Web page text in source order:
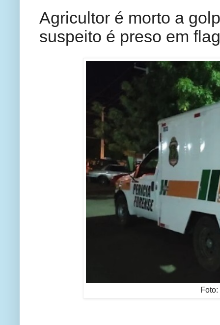
Agricultor é morto a
suspeito é preso em